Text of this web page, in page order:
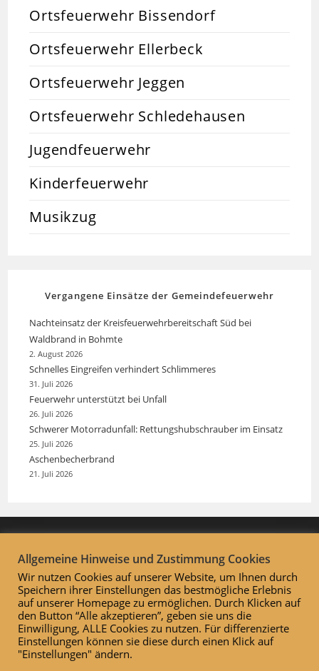
Ortsfeuerwehr Bissendorf
Ortsfeuerwehr Ellerbeck
Ortsfeuerwehr Jeggen
Ortsfeuerwehr Schledehausen
Jugendfeuerwehr
Kinderfeuerwehr
Musikzug
Vergangene Einsätze der Gemeindefeuerwehr
Nachteinsatz der Kreisfeuerwehrbereitschaft Süd bei
Waldbrand in Bohmte
2. August 2026
Schnelles Eingreifen verhindert Schlimmeres
31. Juli 2026
Feuerwehr unterstützt bei Unfall
26. Juli 2026
Schwerer Motorradunfall: Rettungshubschrauber im Einsatz
25. Juli 2026
Aschenbecherbrand
21. Juli 2026
Allgemeine Hinweise und Zustimmung Cookies
Wir nutzen Cookies auf unserer Website, um Ihnen durch
Speichern ihrer Einstellungen das bestmögliche Erlebnis
auf unserer Homepage zu ermöglichen. Durch Klicken auf
den Button “Alle akzeptieren”, geben sie uns die
Einwilligung, ALLE Cookies zu nutzen. Für differenzierte
Einstellungen können sie diese durch einen Klick auf
"Einstellungen" ändern.